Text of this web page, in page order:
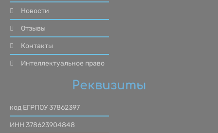
Новости
Отзывы
Контакты
Интеллектуальное право
Реквизиты
код ЕГРПОУ 37862397
ИНН 378623904848